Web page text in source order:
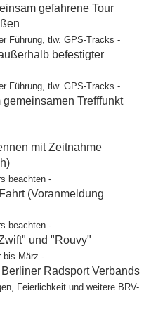
gefahrene Tour
Führung, tlw. GPS-Tracks -
befestigter
Führung, tlw. GPS-Tracks -
Trefffunkt
mit Zeitnahme
beachten -
(Voranmeldung
beachten -
und "Rouvy"
bis März -
Radsport Verbands
Feierlichkeit und weitere BRV-